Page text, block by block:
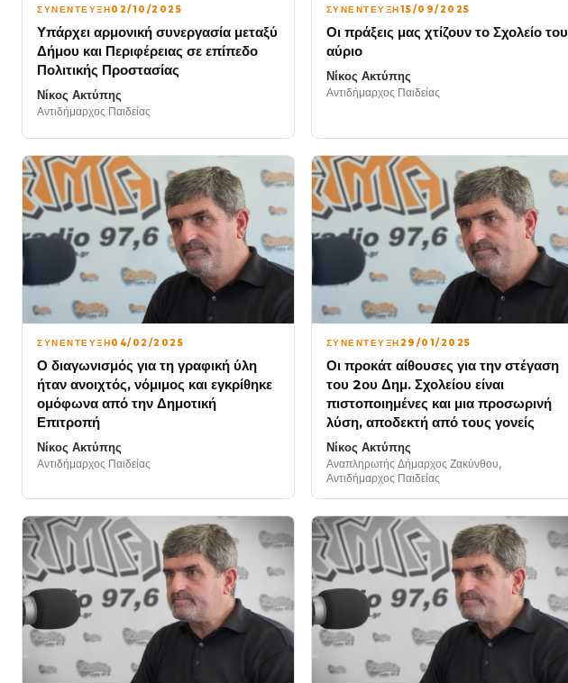
ΣΥΝΕΝΤΕΥΞΗ02/10/2025
Υπάρχει αρμονική συνεργασία μεταξύ
Δήμου και Περιφέρειας σε επίπεδο
Πολιτικής Προστασίας
Νίκος Ακτύπης
Αντιδήμαρχος Παιδείας
ΣΥΝΕΝΤΕΥΞΗ15/09/2025
Οι πράξεις μας χτίζουν το Σχολείο του
αύριο
Νίκος Ακτύπης
Αντιδήμαρχος Παιδείας
ΣΥΝΕΝΤΕΥΞΗ04/02/2025
Ο διαγωνισμός για τη γραφική ύλη
ήταν ανοιχτός, νόμιμος και εγκρίθηκε
ομόφωνα από την Δημοτική
Επιτροπή
Νίκος Ακτύπης
Αντιδήμαρχος Παιδείας
ΣΥΝΕΝΤΕΥΞΗ29/01/2025
Οι προκάτ αίθουσες για την στέγαση
του 2ου Δημ. Σχολείου είναι
πιστοποιημένες και μια προσωρινή
λύση, αποδεκτή από τους γονείς
Νίκος Ακτύπης
Αναπληρωτής Δήμαρχος Ζακύνθου,
Αντιδήμαρχος Παιδείας